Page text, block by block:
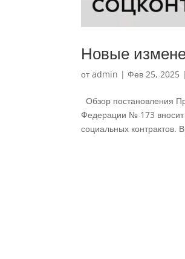
Новые
отadmin |Фев 25, 2025 |
Обзор постановления
Федерации № 173
социальных контрактов.